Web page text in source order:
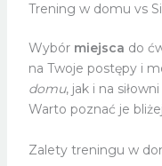
Trening w domu vs
Wybór miejsca do
na Twoje postępy i
domu, jak i na
Warto poznać je
Zalety treningu w